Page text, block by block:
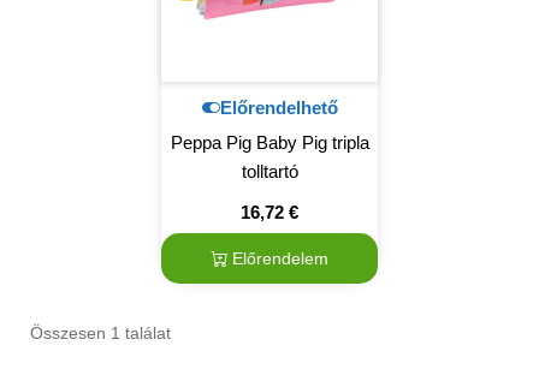
Előrendelhető
Peppa Pig Baby Pig tripla
tolltartó
16,72 €
Előrendelem
Összesen 1 találat